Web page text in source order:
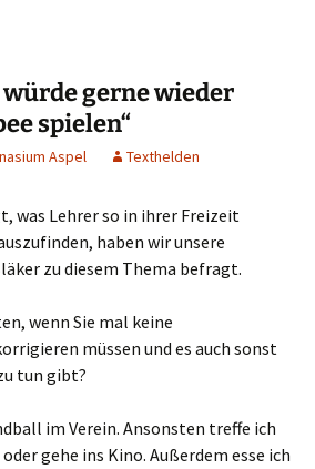
gerne wieder
spielen“
Aspel Texthelden
was Lehrer so in ihrer Freizeit
haben wir unsere
zu diesem Thema befragt.
wenn Sie mal keine
müssen und es auch sonst
tun gibt?
im Verein. Ansonsten treffe ich
gehe ins Kino. Außerdem esse ich